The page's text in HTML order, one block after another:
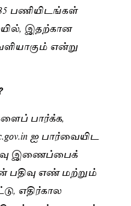
பணியிடங்கள்
இதற்கான
என்று
பார்க்க,
ஐ பார்வையிட
இணைப்பைக்
பதிவு எண் மற்றும்
எதிர்கால